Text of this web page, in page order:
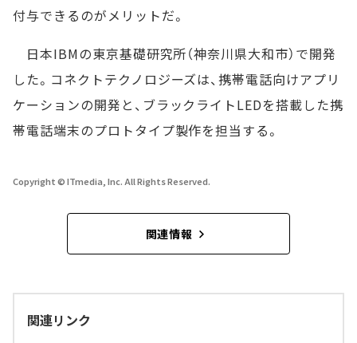
付与できるのがメリットだ。
日本IBMの東京基礎研究所（神奈川県大和市）で開発
した。コネクトテクノロジーズは、携帯電話向けアプリ
ケーションの開発と、ブラックライトLEDを搭載した携
帯電話端末のプロトタイプ製作を担当する。
Copyright © ITmedia, Inc. All Rights Reserved.
関連情報
関連リンク